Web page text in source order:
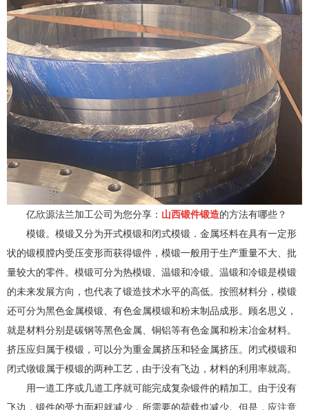
亿欣源法兰加工公司为您分享： 山西锻件锻造的方法有哪些？
模锻。模锻又分为开式模锻和闭式模锻．金属坯料在具有一定形
状的锻模膛内受压变形而获得锻件，模锻一般用于生产重量不大、批
量较大的零件。模锻可分为热模锻、温锻和冷锻。温锻和冷锻是模锻
的未来发展方向，也代表了锻造技术水平的高低。按照材料分，模锻
还可分为黑色金属模锻、有色金属模锻和粉末制品成形。顾名思义，
就是材料分别是碳钢等黑色金属、铜铝等有色金属和粉末冶金材料。
挤压应归属于模锻，可以分为重金属挤压和轻金属挤压。闭式模锻和
闭式镦锻属于模锻的两种工艺，由于没有飞边，材料的利用率就高。
用一道工序或几道工序就可能完成复杂锻件的精加工。由于没有
飞边，锻件的受力面积就减少，所需要的荷载也减少。但是，应注意